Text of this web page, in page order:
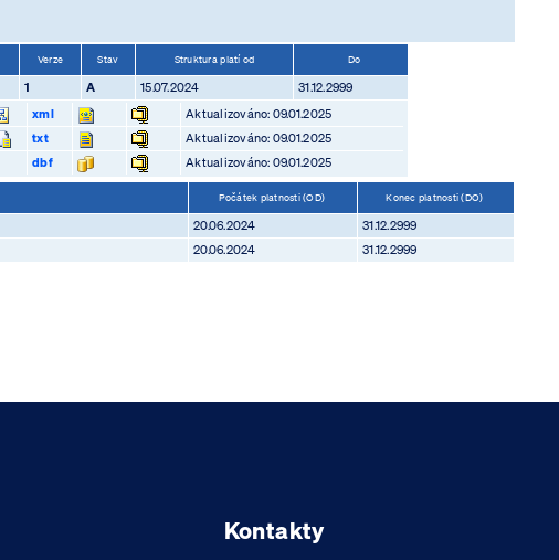
Verze Stav Struktura platí od Do
1 A 15.07.2024
31.12.2999
xml
Aktualizováno: 09.01.2025
txt
Aktualizováno: 09.01.2025
dbf
Aktualizováno: 09.01.2025
Počátek platnosti (OD) Konec platnosti (DO)
20.06.2024
31.12.2999
20.06.2024 31.12.2999
Kontakty